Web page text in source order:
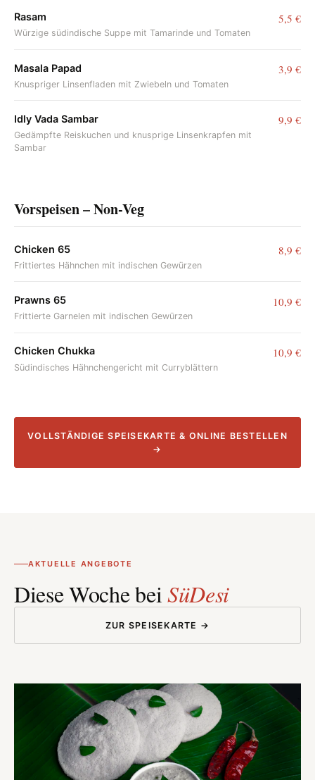
Rasam
Würzige südindische Suppe mit Tamarinde und Tomaten
5,5 €
Masala Papad
Knuspriger Linsenfladen mit Zwiebeln und Tomaten
3,9 €
Idly Vada Sambar
Gedämpfte Reiskuchen und knusprige Linsenkrapfen mit
Sambar
9,9 €
Vorspeisen – Non-Veg
Chicken 65
Frittiertes Hähnchen mit indischen Gewürzen
8,9 €
Prawns 65
Frittierte Garnelen mit indischen Gewürzen
10,9 €
Chicken Chukka
Südindisches Hähnchengericht mit Curryblättern
10,9 €
VOLLSTÄNDIGE SPEISEKARTE & ONLINE BESTELLEN
→
AKTUELLE ANGEBOTE
Diese Woche beiSüDesi
ZUR SPEISEKARTE →